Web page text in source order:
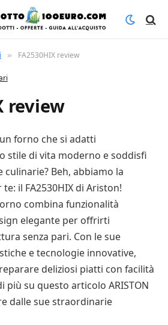
» FA2530HIX review
review
forno che si adatti
stile di vita moderno e soddisfi
Beh, abbiamo la
il FA2530HIX di Ariston!
combina funzionalità
elegante per offrirti
senza pari. Con le sue
e tecnologie innovative,
deliziosi piatti con facilità
più su questo articolo ARISTON
dalle sue straordinarie